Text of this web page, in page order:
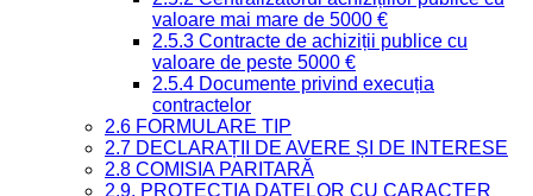
valoare mai mare de 5000 €
2.5.3 Contracte de achiziții publice cu
valoare de peste 5000 €
2.5.4 Documente privind execuția
contractelor
2.6 FORMULARE TIP
2.7 DECLARAȚII DE AVERE ȘI DE INTERESE
2.8 COMISIA PARITARĂ
2.9. PROTECȚIA DATELOR CU CARACTER